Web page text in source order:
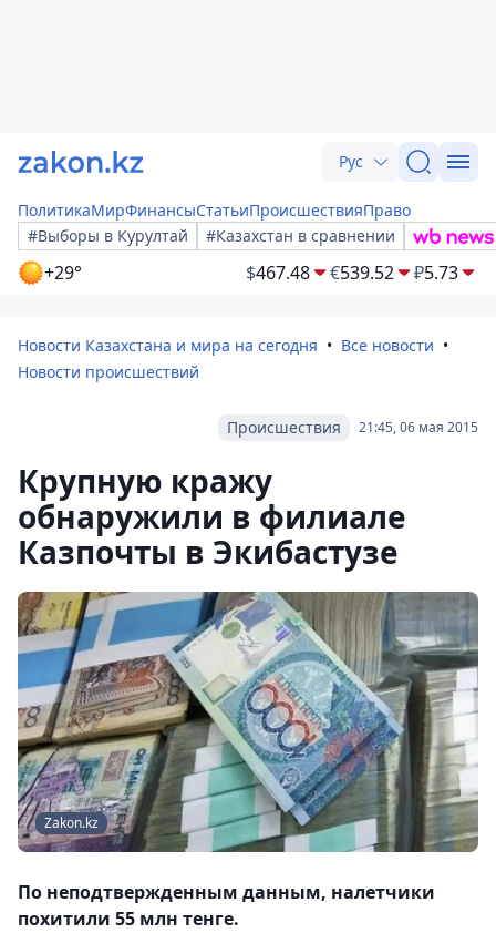
Рус
ПолитикаМирФинансыСтатьиПроисшествияПраво
#Выборы в Курултай
#Казахстан в сравнении
+29° $467.48 €539.52 ₽5.73
Новости Казахстана и мира на сегодня
Все новости
Новости происшествий
21:45, 06 мая 2015
Происшествия
Крупную кражу
обнаружили в филиале
Казпочты в Экибастузе
Zakon.kz
По неподтвержденным данным, налетчики
похитили 55 млн тенге.